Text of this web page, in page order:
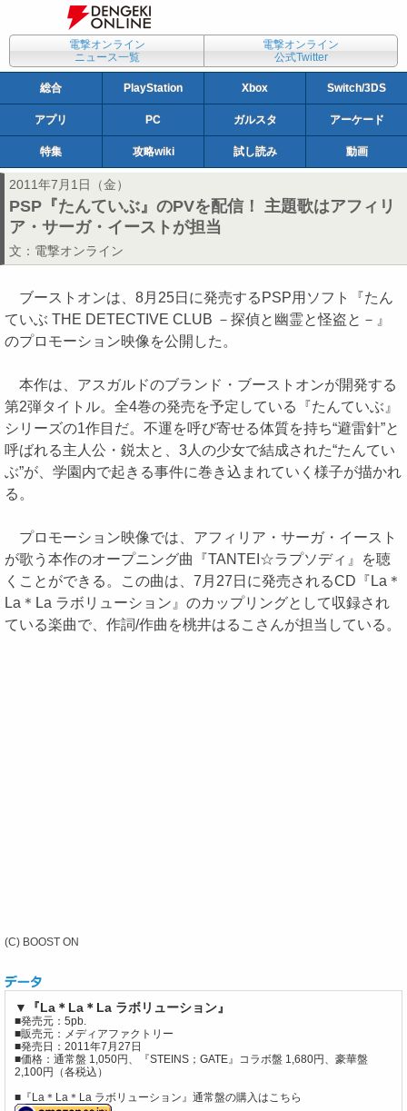
電撃オンライン
ニュース一覧
電撃オンライン
公式Twitter
総合 PlayStation Xbox Switch/3DS
アプリ PC ガルスタ アーケード
特集 攻略wiki 試し読み 動画
2011年7月1日（金）
PSP『たんていぶ』のPVを配信！ 主題歌はアフィリ
ア・サーガ・イーストが担当
文： 電撃オンライン
ブーストオンは、8月25日に発売するPSP用ソフト『たん
ていぶ THE DETECTIVE CLUB －探偵と幽霊と怪盗と－』
のプロモーション映像を公開した。
本作は、アスガルドのブランド・ブーストオンが開発する
第2弾タイトル。全4巻の発売を予定している『たんていぶ』
シリーズの1作目だ。不運を呼び寄せる体質を持ち“避雷針”と
呼ばれる主人公・鋭太と、3人の少女で結成された“たんてい
ぶ”が、学園内で起きる事件に巻き込まれていく様子が描かれ
る。
プロモーション映像では、アフィリア・サーガ・イースト
が歌う本作のオープニング曲『TANTEI☆ラプソディ』を聴
くことができる。この曲は、7月27日に発売されるCD『La＊
La＊La ラボリューション』のカップリングとして収録され
ている楽曲で、作詞/作曲を桃井はるこさんが担当している。
(C) BOOST ON
▼『La＊La＊La ラボリューション』
■発売元：5pb.
■販売元：メディアファクトリー
■発売日：2011年7月27日
■価格：通常盤 1,050円、『STEINS；GATE』コラボ盤 1,680円、豪華盤
2,100円（各税込）
■『La＊La＊La ラボリューション』通常盤の購入はこちら